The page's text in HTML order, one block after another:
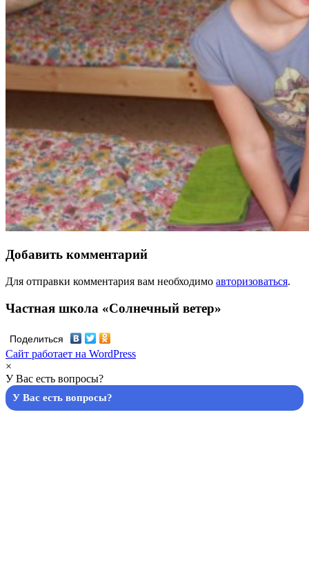
Добавить комментарий
Для отправки комментария вам необходимо авторизоваться.
Частная школа «Солнечный ветер»
Поделиться
Сайт работает на WordPress
×
У Вас есть вопросы?
У Вас есть вопросы?